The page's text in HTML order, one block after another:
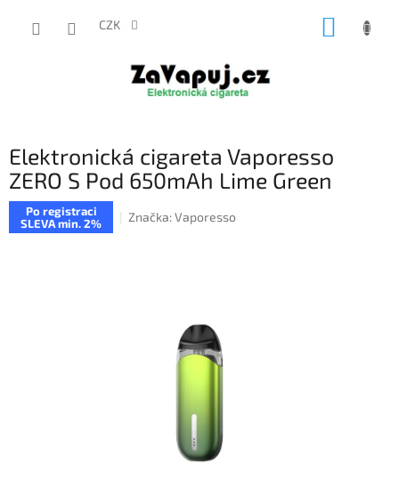
CZK
Elektronická cigareta Vaporesso
ZERO S Pod 650mAh Lime Green
Po registraci
SLEVA min. 2%
Značka:Vaporesso